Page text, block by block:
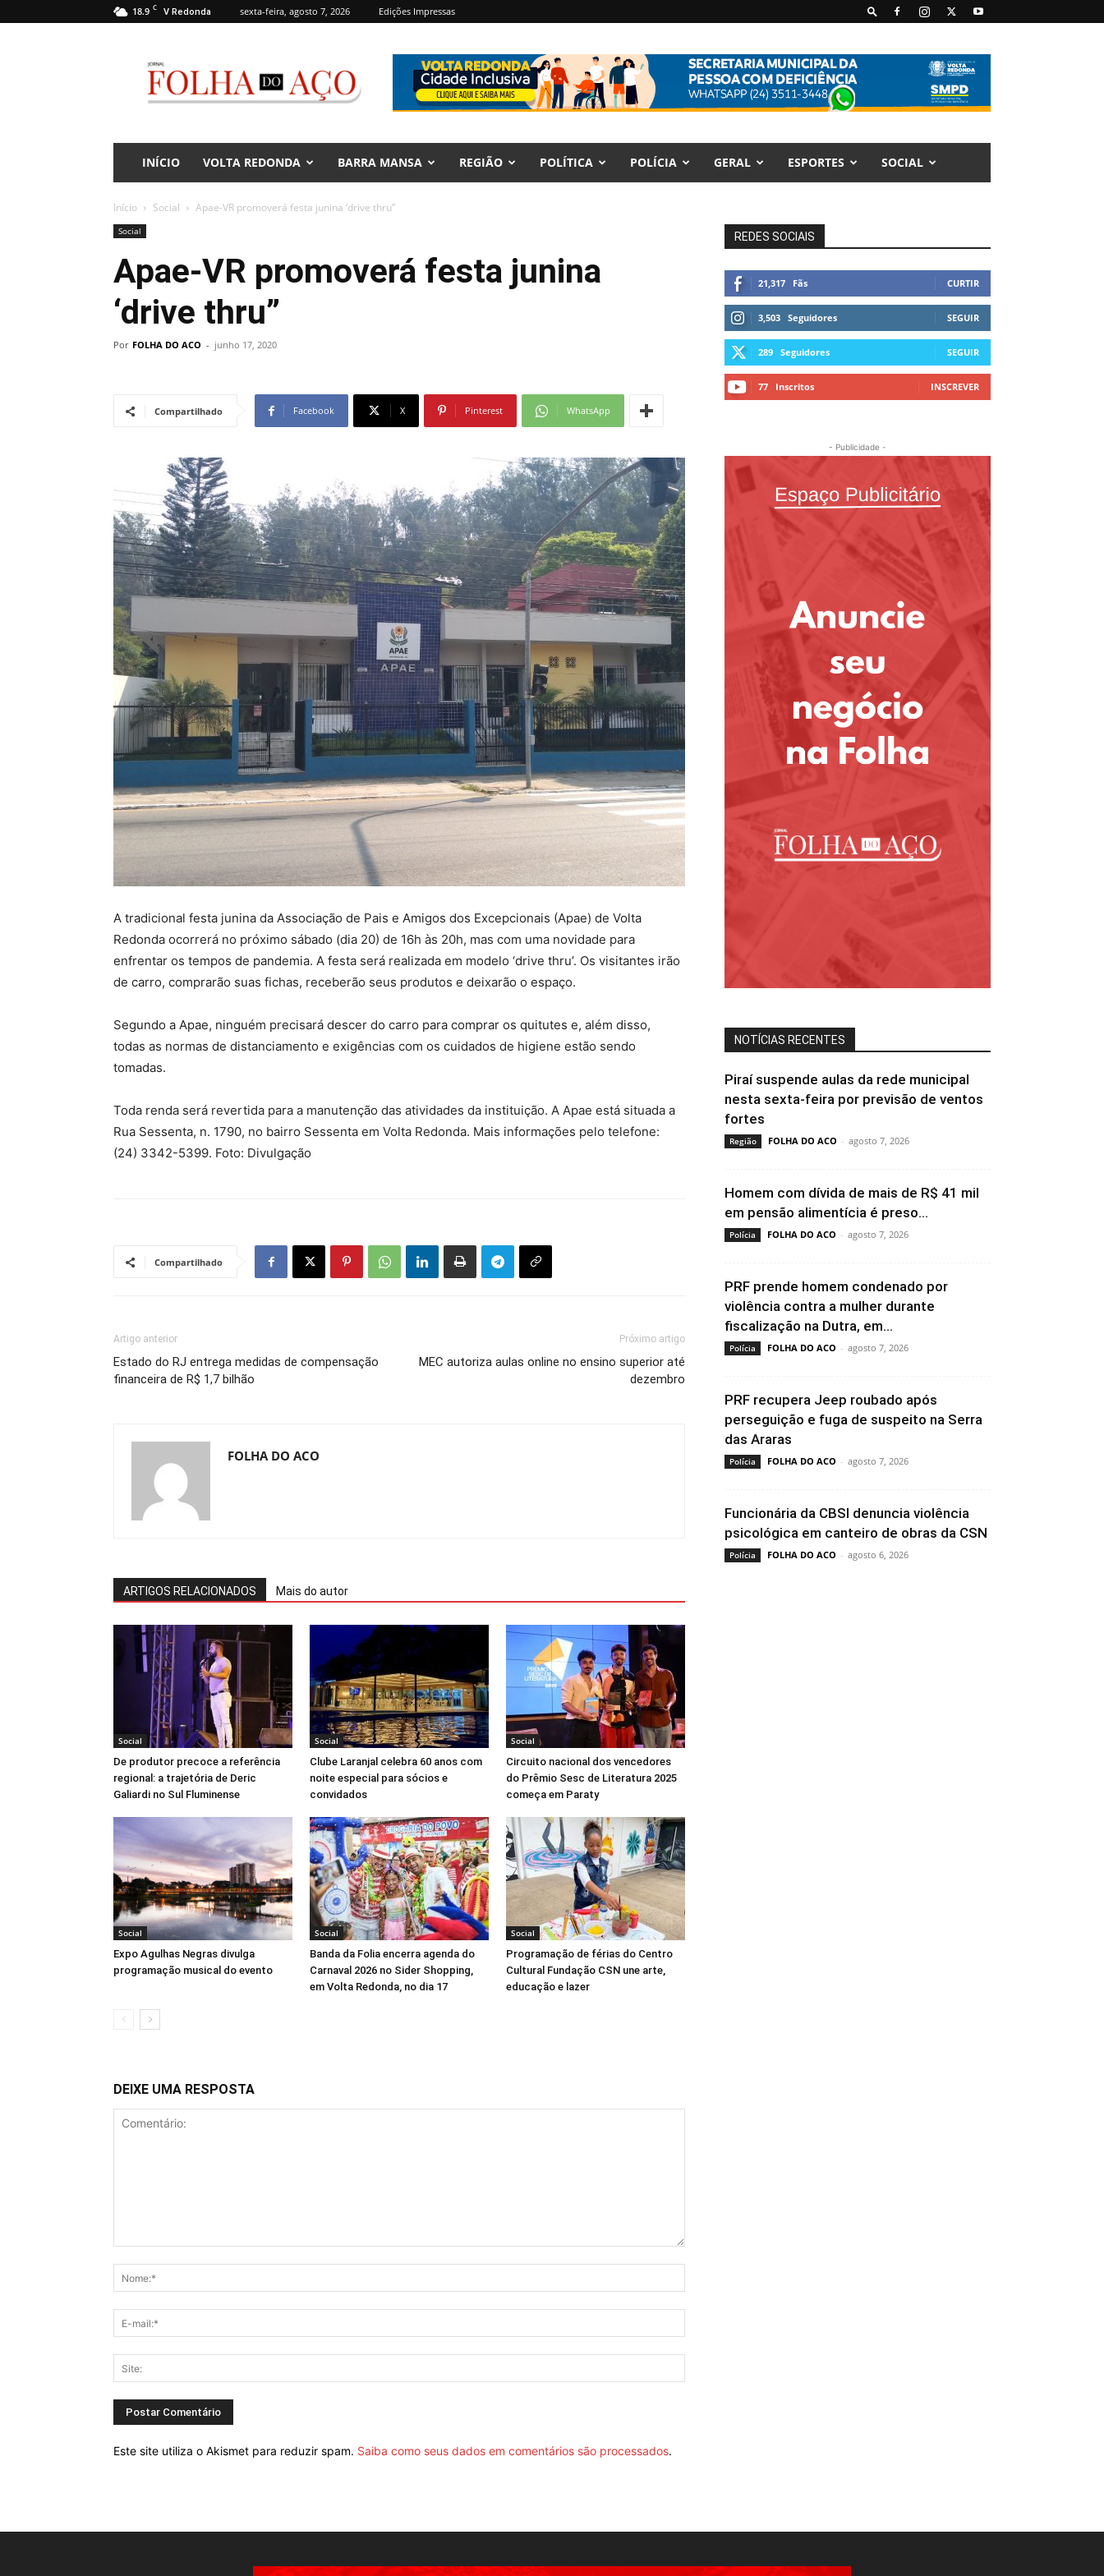
18.9 C V Redonda sexta-feira, agosto 7, 2026 Edições Impressas
Folha
do
Aço
INÍCIO VOLTA REDONDA BARRA MANSA REGIÃO POLÍTICA POLÍCIA GERAL ESPORTES SOCIAL
Início Social Apae-VR promoverá festa junina ‘drive thru”
Social
Apae-VR promoverá festa junina
‘drive thru”
Por FOLHA DO ACO - junho 17, 2020
Compartilhado Facebook X Pinterest WhatsApp
A tradicional festa junina da Associação de Pais e Amigos dos Excepcionais (Apae) de Volta
Redonda ocorrerá no próximo sábado (dia 20) de 16h às 20h, mas com uma novidade para
enfrentar os tempos de pandemia. A festa será realizada em modelo ‘drive thru’. Os visitantes irão
de carro, comprarão suas fichas, receberão seus produtos e deixarão o espaço.
Segundo a Apae, ninguém precisará descer do carro para comprar os quitutes e, além disso,
todas as normas de distanciamento e exigências com os cuidados de higiene estão sendo
tomadas.
Toda renda será revertida para a manutenção das atividades da instituição. A Apae está situada a
Rua Sessenta, n. 1790, no bairro Sessenta em Volta Redonda. Mais informações pelo telefone:
(24) 3342-5399. Foto: Divulgação
Compartilhado
Artigo anterior
Estado do RJ entrega medidas de compensação
financeira de R$ 1,7 bilhão
Próximo artigo
MEC autoriza aulas online no ensino superior até
dezembro
FOLHA DO ACO
ARTIGOS RELACIONADOS Mais do autor
Social
De produtor precoce a referência
regional: a trajetória de Deric
Galiardi no Sul Fluminense
Social
Clube Laranjal celebra 60 anos com
noite especial para sócios e
convidados
Social
Circuito nacional dos vencedores
do Prêmio Sesc de Literatura 2025
começa em Paraty
Social
Expo Agulhas Negras divulga
programação musical do evento
Social
Banda da Folia encerra agenda do
Carnaval 2026 no Sider Shopping,
em Volta Redonda, no dia 17
Social
Programação de férias do Centro
Cultural Fundação CSN une arte,
educação e lazer
DEIXE UMA RESPOSTA
Este site utiliza o Akismet para reduzir spam. Saiba como seus dados em comentários são processados.
REDES SOCIAIS
21,317 Fãs CURTIR
3,503 Seguidores SEGUIR
289 Seguidores SEGUIR
77 Inscritos INSCREVER
- Publicidade -
NOTÍCIAS RECENTES
Piraí suspende aulas da rede municipal
nesta sexta-feira por previsão de ventos
fortes
Região FOLHA DO ACO - agosto 7, 2026
Homem com dívida de mais de R$ 41 mil
em pensão alimentícia é preso...
Polícia FOLHA DO ACO - agosto 7, 2026
PRF prende homem condenado por
violência contra a mulher durante
fiscalização na Dutra, em...
Polícia FOLHA DO ACO - agosto 7, 2026
PRF recupera Jeep roubado após
perseguição e fuga de suspeito na Serra
das Araras
Polícia FOLHA DO ACO - agosto 7, 2026
Funcionária da CBSI denuncia violência
psicológica em canteiro de obras da CSN
Polícia FOLHA DO ACO - agosto 6, 2026